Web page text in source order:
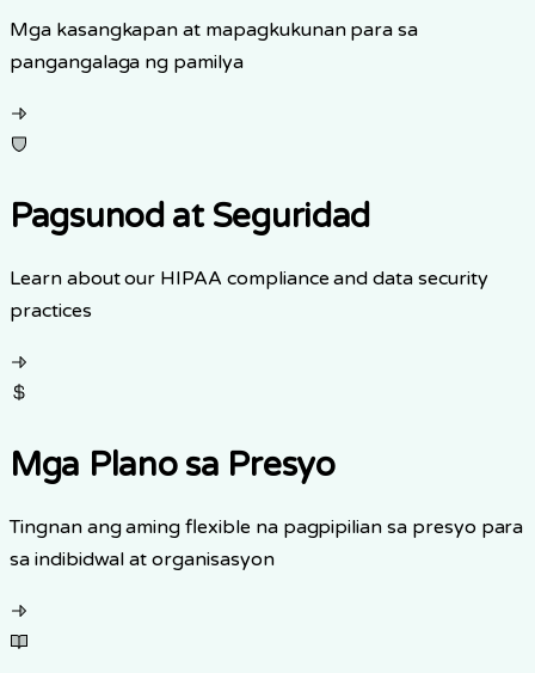
Mga kasangkapan at mapagkukunan para sa
pangangalaga ng pamilya
Pagsunod at Seguridad
Learn about our HIPAA compliance and data security
practices
Mga Plano sa Presyo
Tingnan ang aming flexible na pagpipilian sa presyo para
sa indibidwal at organisasyon